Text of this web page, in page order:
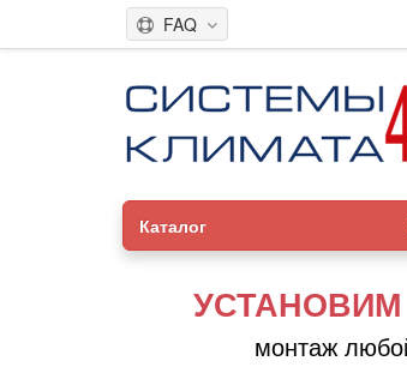
FAQ
Каталог
УСТАНОВИМ
монтаж